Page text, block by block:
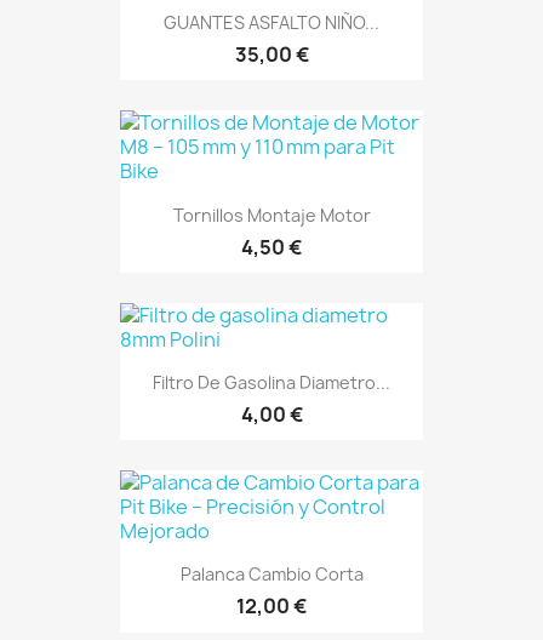
GUANTES ASFALTO NIÑO...
35,00 €
Tornillos Montaje Motor
4,50 €
Filtro De Gasolina Diametro...
4,00 €
Palanca Cambio Corta
12,00 €